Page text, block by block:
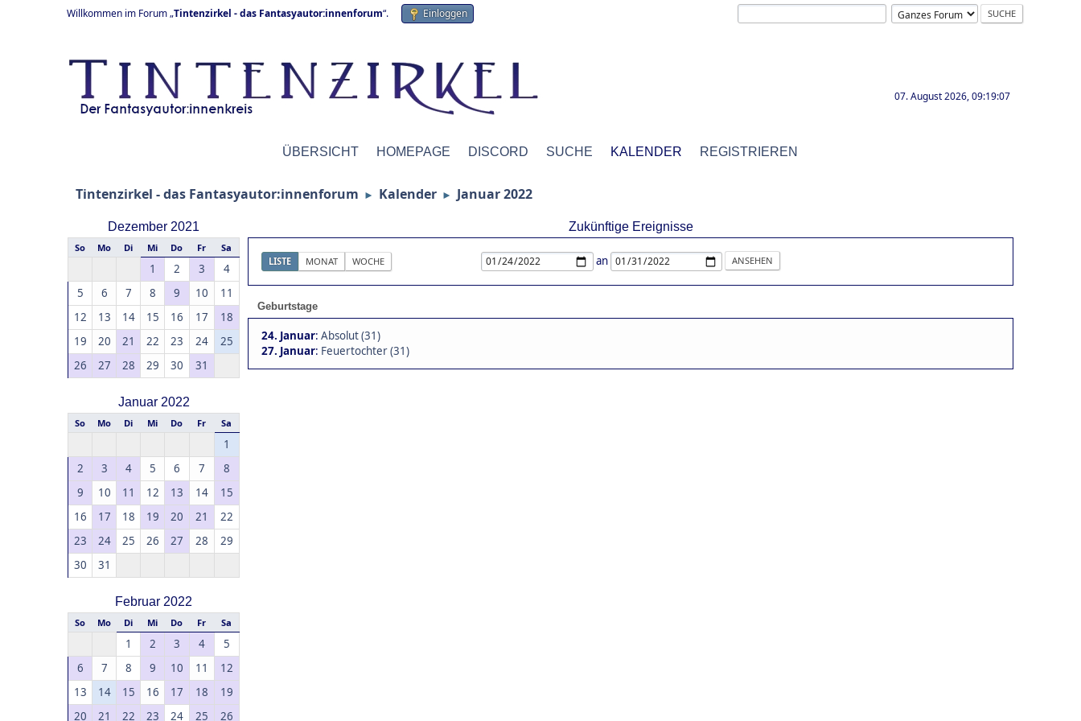
Willkommen im Forum „Tintenzirkel - das Fantasyautor:innenforum“. Einloggen
07. August 2026, 09:19:07
ÜBERSICHT HOMEPAGE DISCORD SUCHE KALENDER REGISTRIEREN
Tintenzirkel - das Fantasyautor:innenforum ► Kalender ► Januar 2022
Dezember 2021
So Mo Di Mi Do Fr Sa
1 2 3
4
5
6 7 8 9 10
11
12
13 14 15 16 17
18
19
20 21 22 23 24
25
26
27 28 29 30 31
Januar 2022
So Mo Di Mi Do Fr Sa
1
2
3 4 5 6 7
8
9
10 11 12 13 14
15
16
17 18 19 20 21
22
23
24 25 26 27 28
29
30
31
Februar 2022
So Mo Di Mi Do Fr Sa
1 2 3 4
5
6
7 8 9 10 11
12
13
14 15 16 17 18
19
20
21 22 23 24 25 26
Zukünftige Ereignisse
LISTE MONAT WOCHE an
Geburtstage
24. Januar: Absolut (31)
27. Januar: Feuertochter (31)